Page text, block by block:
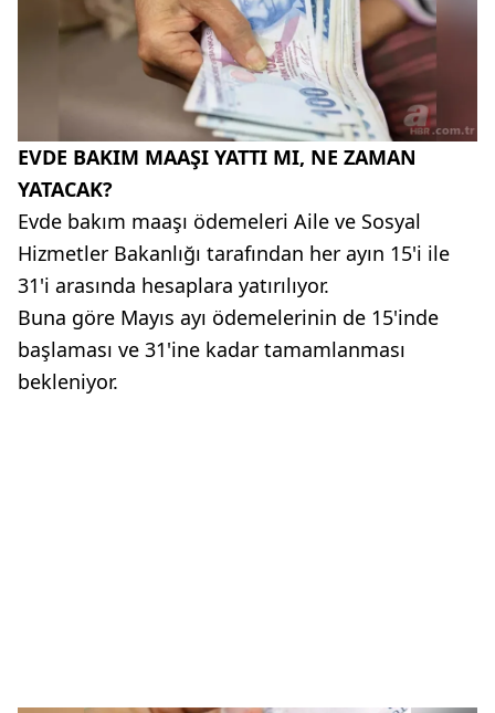
EVDE BAKIM MAAŞI YATTI MI, NE ZAMAN
YATACAK?
Evde bakım maaşı ödemeleri Aile ve Sosyal
Hizmetler Bakanlığı tarafından her ayın 15'i ile
31'i arasında hesaplara yatırılıyor.
Buna göre Mayıs ayı ödemelerinin de 15'inde
başlaması ve 31'ine kadar tamamlanması
bekleniyor.